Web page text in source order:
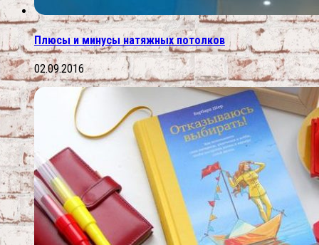
Плюсы и минусы натяжных потолков
02.09.2016